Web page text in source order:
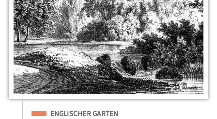
Eingeordnet unter
ENGLISCHER GARTEN